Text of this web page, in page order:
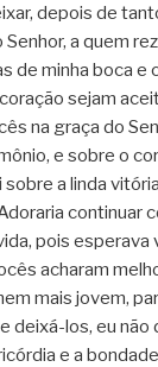
depois de
a quem
de minha boca e
sejam
na graça do
e sobre o
a linda
continuar
pois esperava
acharam
mais jovem,
deixá-los, eu não
e a